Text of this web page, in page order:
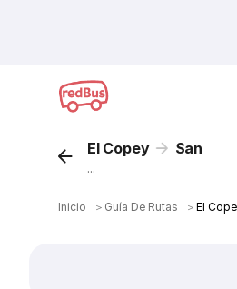
El Copey San
...
Inicio ＞ Guía De Rutas ＞El